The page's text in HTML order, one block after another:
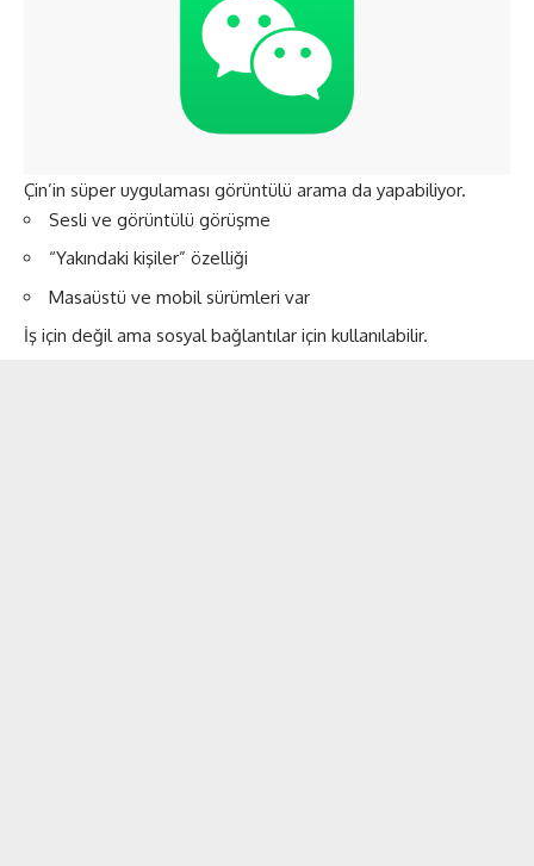
Çin’in süper uygulaması görüntülü arama da yapabiliyor.
Sesli ve görüntülü görüşme
“Yakındaki kişiler” özelliği
Masaüstü ve mobil sürümleri var
İş için değil ama sosyal bağlantılar için kullanılabilir.